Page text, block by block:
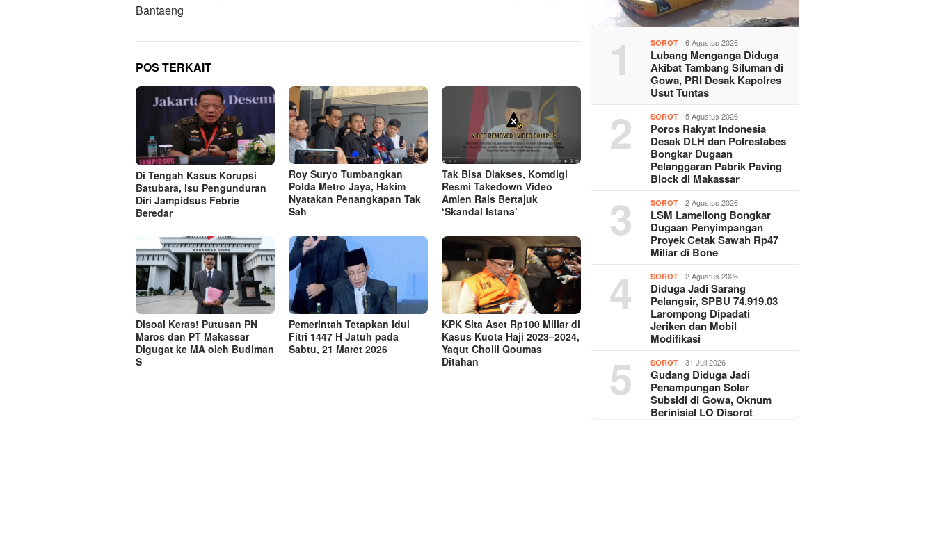
Bantaeng
POS TERKAIT
Di Tengah Kasus Korupsi
Batubara, Isu Pengunduran
Diri Jampidsus Febrie
Beredar
Roy Suryo Tumbangkan
Polda Metro Jaya, Hakim
Nyatakan Penangkapan Tak
Sah
Tak Bisa Diakses, Komdigi
Resmi Takedown Video
Amien Rais Bertajuk
‘Skandal Istana’
Disoal Keras! Putusan PN
Maros dan PT Makassar
Digugat ke MA oleh Budiman
S
Pemerintah Tetapkan Idul
Fitri 1447 H Jatuh pada
Sabtu, 21 Maret 2026
KPK Sita Aset Rp100 Miliar di
Kasus Kuota Haji 2023–2024,
Yaqut Cholil Qoumas
Ditahan
1 SOROT 6 Agustus 2026
Lubang Menganga Diduga
Akibat Tambang Siluman di
Gowa, PRI Desak Kapolres
Usut Tuntas
2 SOROT 5 Agustus 2026
Poros Rakyat Indonesia
Desak DLH dan Polrestabes
Bongkar Dugaan
Pelanggaran Pabrik Paving
Block di Makassar
3 SOROT 2 Agustus 2026
LSM Lamellong Bongkar
Dugaan Penyimpangan
Proyek Cetak Sawah Rp47
Miliar di Bone
4 SOROT 2 Agustus 2026
Diduga Jadi Sarang
Pelangsir, SPBU 74.919.03
Larompong Dipadati
Jeriken dan Mobil
Modifikasi
5 SOROT 31 Juli 2026
Gudang Diduga Jadi
Penampungan Solar
Subsidi di Gowa, Oknum
Berinisial LO Disorot